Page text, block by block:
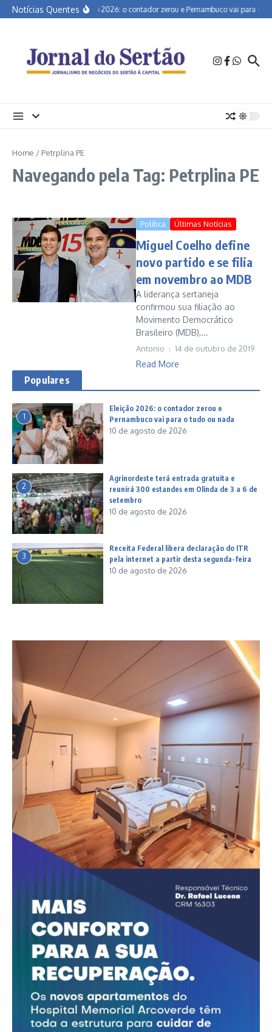
Ir para o conteúdo
Notícias QuentesEleição 2026: o contador zerou e Pernambuco vai para o
Home / Petrplina PE
Navegando pela Tag: Petrplina PE
Política Últimas Notícias
Miguel Coelho define
novo partido e se filia
em novembro ao MDB
A liderança sertaneja
confirmou sua filiação ao
Movimento Democrático
Brasileiro (MDB),...
Antonio 14 de outubro de 2019
Read More
Populares
1
Eleição 2026: o contador zerou e
Pernambuco vai para o tudo ou nada
10 de agosto de 2026
2
Agrinordeste terá entrada gratuita e
reunirá 300 estandes em Olinda de 3 a 6 de
setembro
10 de agosto de 2026
3
Receita Federal libera declaração do ITR
pela internet a partir desta segunda-feira
10 de agosto de 2026